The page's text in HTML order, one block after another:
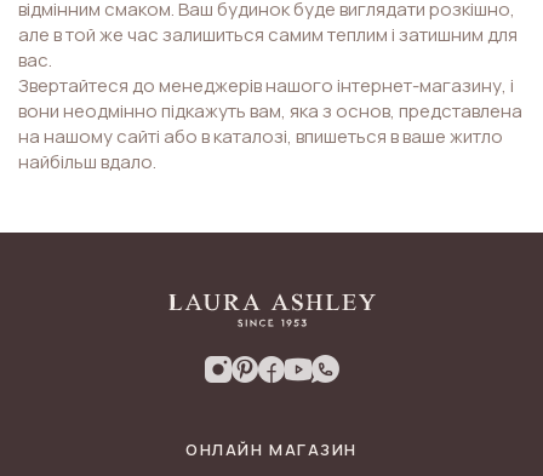
відмінним смаком. Ваш будинок буде виглядати розкішно,
але в той же час залишиться самим теплим і затишним для
вас.
Звертайтеся до менеджерів нашого інтернет-магазину, і
вони неодмінно підкажуть вам, яка з основ, представлена
на нашому сайті або в каталозі, впишеться в ваше житло
найбільш вдало.
ОНЛАЙН МАГАЗИН